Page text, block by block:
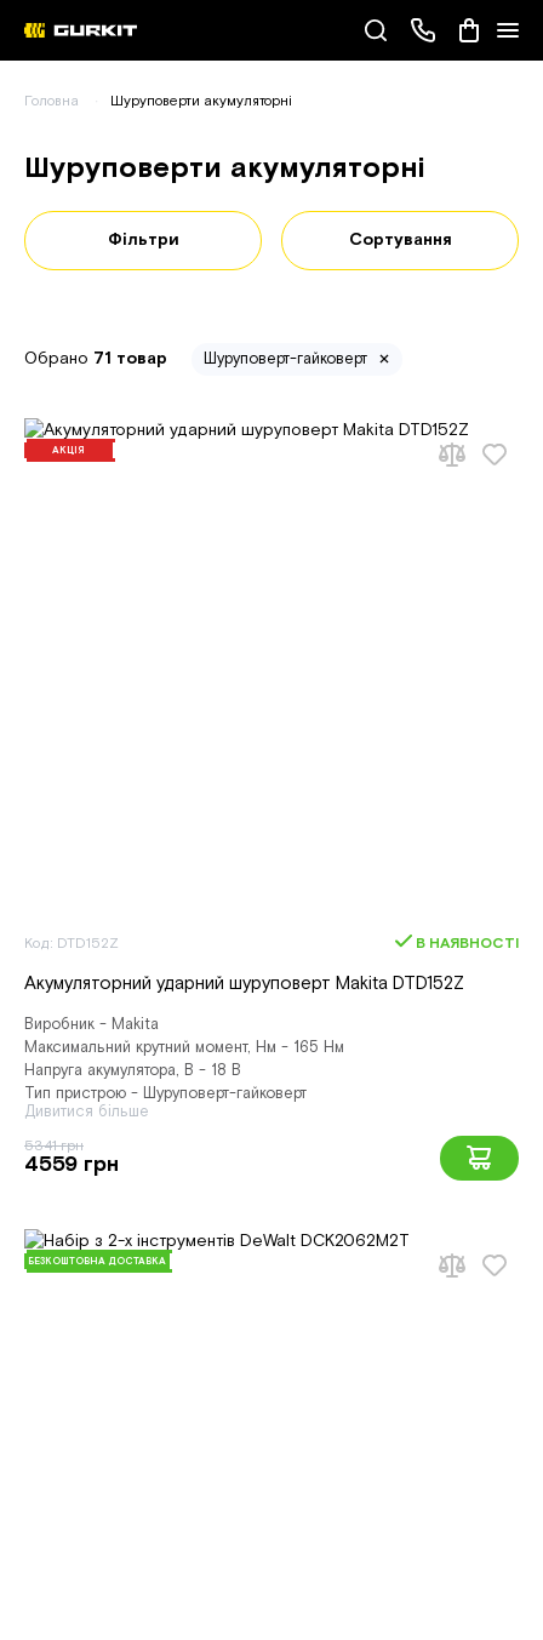
(093) 343-55-55
Головна Шуруповерти акумуляторні
Шуруповерти акумуляторні
Фільтри Сортування
Обрано 71 товар Шуруповерт-гайковерт
АКЦІЯ
Код: DTD152Z В НАЯВНОСТІ
Акумуляторний ударний шуруповерт Makita DTD152Z
Виробник - Makita
Максимальний крутний момент, Нм - 165 Нм
Напруга акумулятора, В - 18 В
Тип пристрою - Шуруповерт-гайковерт
Дивитися більше
5341 грн
4559 грн
БЕЗКОШТОВНА ДОСТАВКА